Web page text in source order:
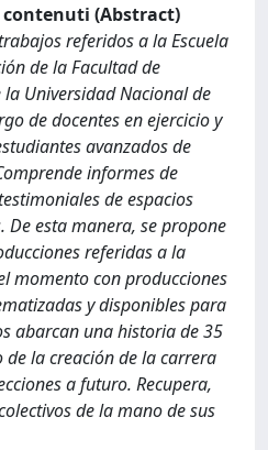
contenuti (Abstract)
referidos a la Escuela
de la Facultad de
Universidad Nacional de
de docentes en ejercicio y
avanzados de
informes de
de espacios
De esta manera, se propone
referidas a la
momento con producciones
y disponibles para
abarcan una historia de 35
la creación de la carrera
a futuro. Recupera,
de la mano de sus